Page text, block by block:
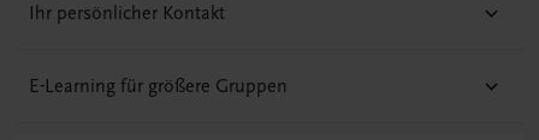
Ihr persönlicher Kontakt
E-Learning für größere Gruppen